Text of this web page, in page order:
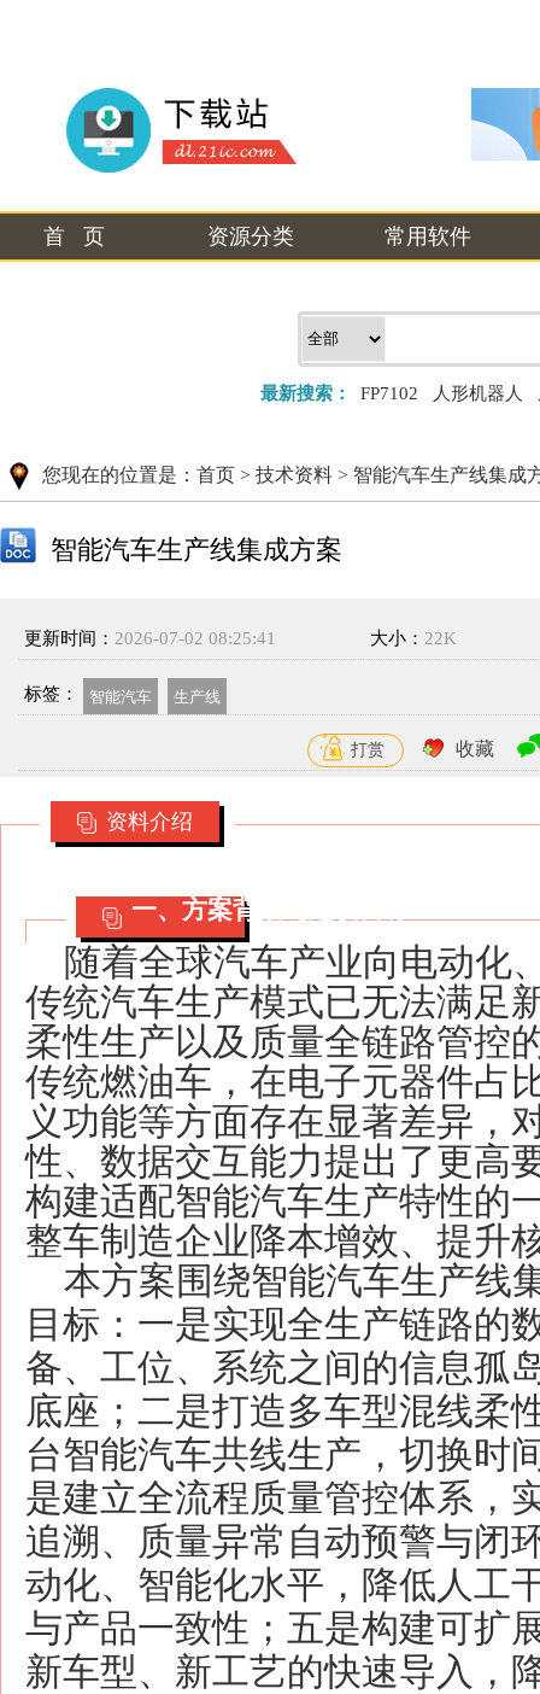
首 页 资源分类 常用软件
最新搜索： FP7102 人形机器人
您现在的位置是： 首页 > 技术资料 > 智能汽车生产线集成
智能汽车生产线集成方案
更新时间： 2026-07-02 08:25:41 大小： 22K
标签： 智能汽车 生产线
打赏 收藏
资料介绍
一、方案背景与建设目标
随着全球汽车产业向电动化
传统汽车生产模式已无法满足
柔性生产以及质量全链路管控
传统燃油车，在电子元器件占
义功能等方面存在显著差异，
性、数据交互能力提出了更高
构建适配智能汽车生产特性的
整车制造企业降本增效、提升
本方案围绕智能汽车生产线
目标：一是实现全生产链路的
备、工位、系统之间的信息孤
底座；二是打造多车型混线柔
台智能汽车共线生产，切换时
是建立全流程质量管控体系，
追溯、质量异常自动预警与闭
动化、智能化水平，降低人工
与产品一致性；五是构建可扩
新车型、新工艺的快速导入，